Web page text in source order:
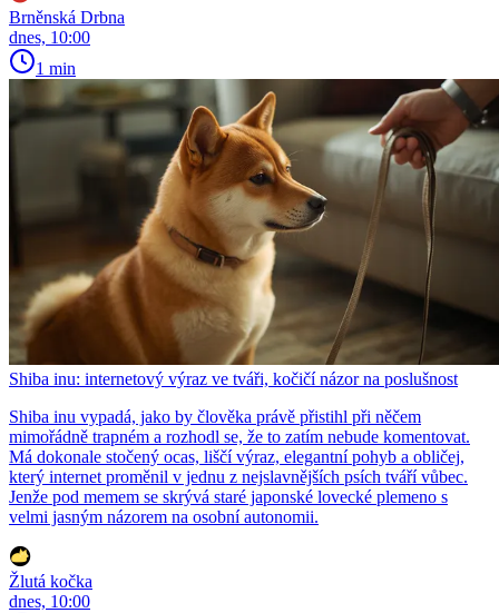
Brněnská Drbna
dnes, 10:00
1 min
Shiba inu: internetový výraz ve tváři, kočičí názor na poslušnost
Shiba inu vypadá, jako by člověka právě přistihl při něčem
mimořádně trapném a rozhodl se, že to zatím nebude komentovat.
Má dokonale stočený ocas, liščí výraz, elegantní pohyb a obličej,
který internet proměnil v jednu z nejslavnějších psích tváří vůbec.
Jenže pod memem se skrývá staré japonské lovecké plemeno s
velmi jasným názorem na osobní autonomii.
Žlutá kočka
dnes, 10:00